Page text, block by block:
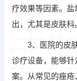
疗效果等因素。
出，尤其是皮肤科
3、医院的皮
诊疗设备，能够
案。从常见的痤